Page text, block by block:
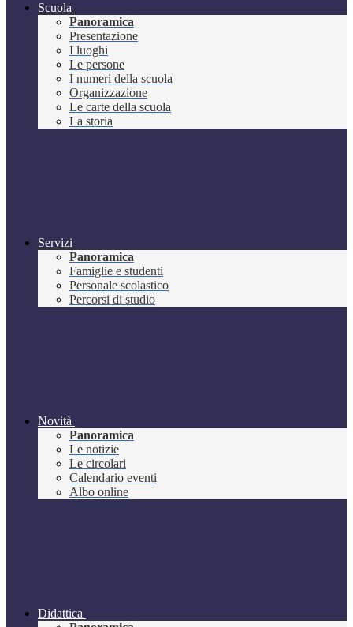
Scuola
Panoramica
Presentazione
I luoghi
Le persone
I numeri della scuola
Organizzazione
Le carte della scuola
La storia
Servizi
Panoramica
Famiglie e studenti
Personale scolastico
Percorsi di studio
Novità
Panoramica
Le notizie
Le circolari
Calendario eventi
Albo online
Didattica